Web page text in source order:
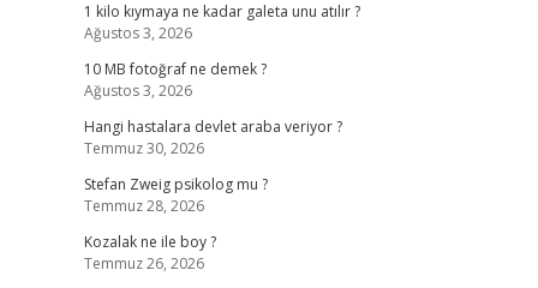
1 kilo kıymaya ne kadar galeta unu atılır ?
Ağustos 3, 2026
10 MB fotoğraf ne demek ?
Ağustos 3, 2026
Hangi hastalara devlet araba veriyor ?
Temmuz 30, 2026
Stefan Zweig psikolog mu ?
Temmuz 28, 2026
Kozalak ne ile boy ?
Temmuz 26, 2026